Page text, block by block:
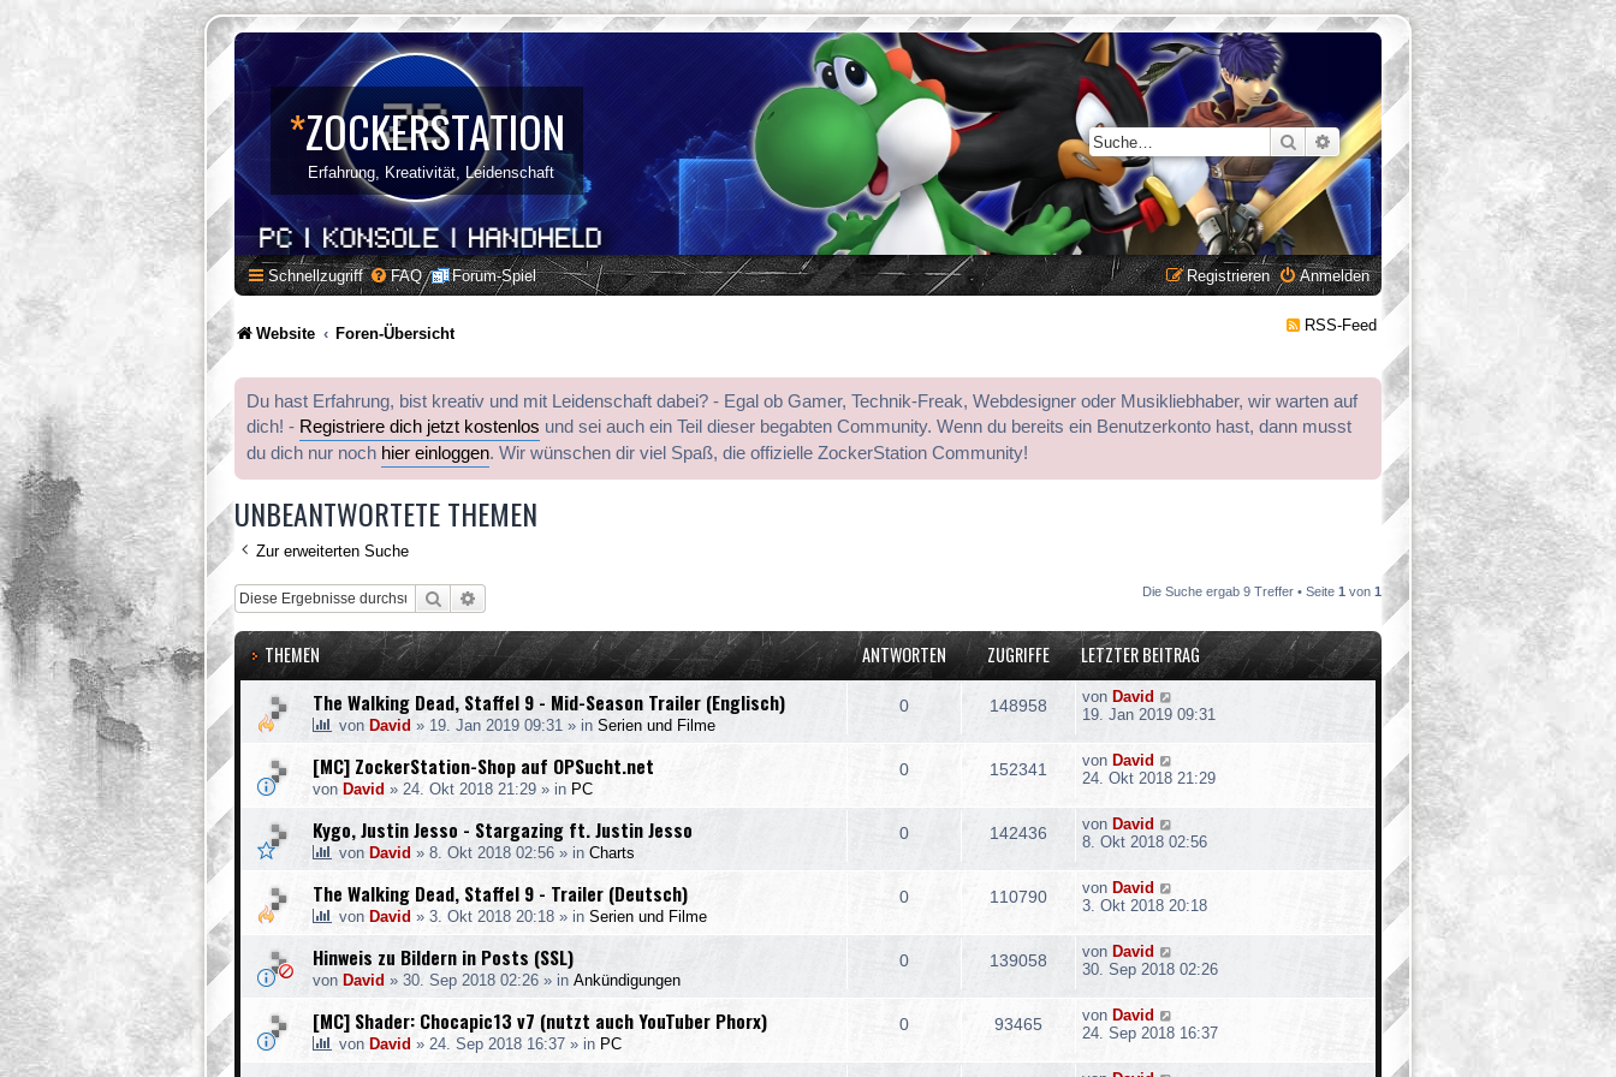
*ZOCKERSTATION
Erfahrung, Kreativität, Leidenschaft
SucheErweiterte Suche
Schnellzugriff FAQ Forum-Spiel Anmelden
Registrieren
Website Foren-Übersicht RSS-Feed
Du hast Erfahrung, bist kreativ und mit Leidenschaft dabei? - Egal ob Gamer, Technik-Freak, Webdesigner oder Musikliebhaber, wir warten auf
dich! - Registriere dich jetzt kostenlos und sei auch ein Teil dieser begabten Community. Wenn du bereits ein Benutzerkonto hast, dann musst
du dich nur noch hier einloggen. Wir wünschen dir viel Spaß, die offizielle ZockerStation Community!
UNBEANTWORTETE THEMEN
Zur erweiterten Suche
Suche Die Suche ergab 9 Treffer • Seite 1 von 1
THEMEN ANTWORTEN ZUGRIFFE LETZTER BEITRAG
The Walking Dead, Staffel 9 - Mid-Season Trailer (Englisch)
von David » 19. Jan 2019 09:31 » in Serien und Filme
0 148958 von David
19. Jan 2019 09:31
[MC] ZockerStation-Shop auf OPSucht.net
von David » 24. Okt 2018 21:29 » in PC
0 152341 von David
24. Okt 2018 21:29
Kygo, Justin Jesso - Stargazing ft. Justin Jesso
von David » 8. Okt 2018 02:56 » in Charts
0 142436 von David
8. Okt 2018 02:56
The Walking Dead, Staffel 9 - Trailer (Deutsch)
von David » 3. Okt 2018 20:18 » in Serien und Filme
0 110790 von David
3. Okt 2018 20:18
Hinweis zu Bildern in Posts (SSL)
von David » 30. Sep 2018 02:26 » in Ankündigungen
0 139058 von David
30. Sep 2018 02:26
[MC] Shader: Chocapic13 v7 (nutzt auch YouTuber Phorx)
von David » 24. Sep 2018 16:37 » in PC
0 93465 von David
24. Sep 2018 16:37